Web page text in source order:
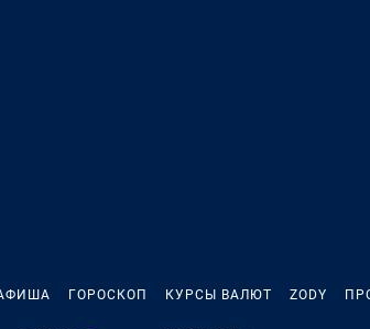
ГОРОСКОП КУРСЫ ВАЛЮТ ZODY